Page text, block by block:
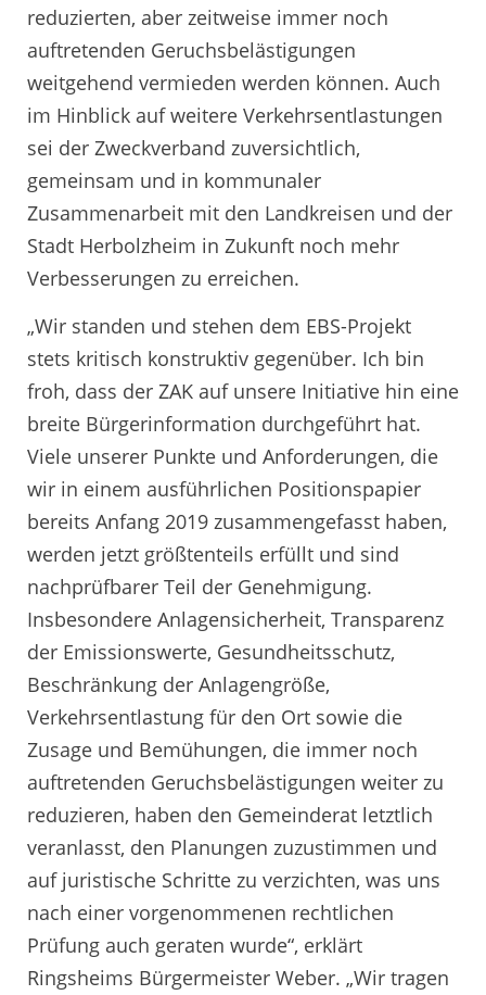
reduzierten, aber zeitweise immer noch
auftretenden Geruchsbelästigungen
weitgehend vermieden werden können. Auch
im Hinblick auf weitere Verkehrsentlastungen
sei der Zweckverband zuversichtlich,
gemeinsam und in kommunaler
Zusammenarbeit mit den Landkreisen und der
Stadt Herbolzheim in Zukunft noch mehr
Verbesserungen zu erreichen.
„Wir standen und stehen dem EBS-Projekt
stets kritisch konstruktiv gegenüber. Ich bin
froh, dass der ZAK auf unsere Initiative hin eine
breite Bürgerinformation durchgeführt hat.
Viele unserer Punkte und Anforderungen, die
wir in einem ausführlichen Positionspapier
bereits Anfang 2019 zusammengefasst haben,
werden jetzt größtenteils erfüllt und sind
nachprüfbarer Teil der Genehmigung.
Insbesondere Anlagensicherheit, Transparenz
der Emissionswerte, Gesundheitsschutz,
Beschränkung der Anlagengröße,
Verkehrsentlastung für den Ort sowie die
Zusage und Bemühungen, die immer noch
auftretenden Geruchsbelästigungen weiter zu
reduzieren, haben den Gemeinderat letztlich
veranlasst, den Planungen zuzustimmen und
auf juristische Schritte zu verzichten, was uns
nach einer vorgenommenen rechtlichen
Prüfung auch geraten wurde“, erklärt
Ringsheims Bürgermeister Weber. „Wir tragen